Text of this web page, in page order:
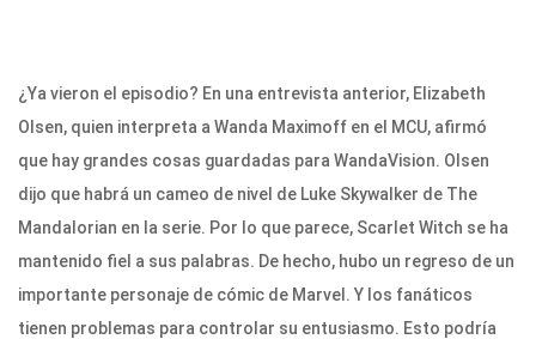
¿Ya vieron el episodio? En una entrevista anterior, Elizabeth
Olsen, quien interpreta a Wanda Maximoff en el MCU, afirmó
que hay grandes cosas guardadas para WandaVision. Olsen
dijo que habrá un cameo de nivel de Luke Skywalker de The
Mandalorian en la serie. Por lo que parece, Scarlet Witch se ha
mantenido fiel a sus palabras. De hecho, hubo un regreso de un
importante personaje de cómic de Marvel. Y los fanáticos
tienen problemas para controlar su entusiasmo. Esto podría